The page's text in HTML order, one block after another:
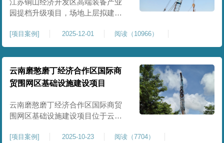
江苏铜山经济开发区高端装备产业
园提档升级项目，场地上层拟建厂
施。占地面积约130000㎡.项目采用
强夯工艺对地基进行加固处理，确
保处理后地基承载力特征值
≥100kPa、压实系数≥0.94、压缩模
量≥5MPa，工程实施后将有效提升
场地整体承载力与均匀性，消除不
均匀沉降隐患，为园区高端装备产
业项目
[项目案例] 2025-12-01 阅读（10966）
云南磨憨磨丁经济合作区国际商
贸围网区基础设施建设项目
云南磨憨磨丁经济合作区国际商贸
围网区基础设施建设项目位于云南
商贸、口岸监管、通关查验的重要
[项目案例] 2025-10-23 阅读（7704）